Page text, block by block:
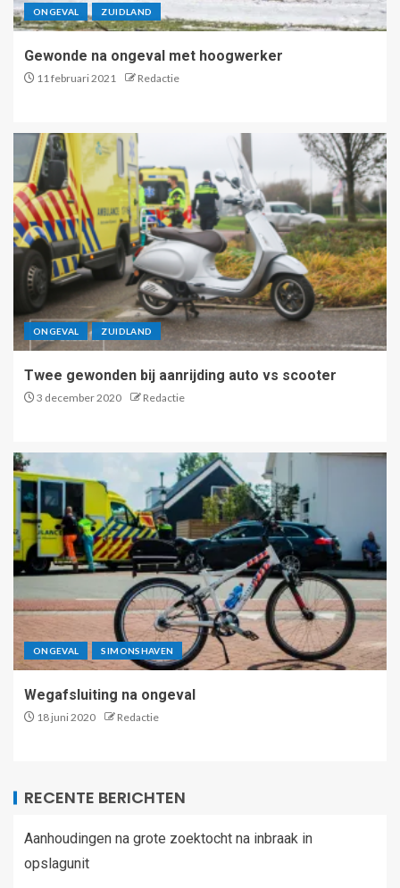
ONGEVAL ZUIDLAND
Gewonde na ongeval met hoogwerker
11 februari 2021 Redactie
ONGEVAL ZUIDLAND
Twee gewonden bij aanrijding auto vs scooter
3 december 2020 Redactie
ONGEVAL SIMONSHAVEN
Wegafsluiting na ongeval
18 juni 2020 Redactie
RECENTE BERICHTEN
Aanhoudingen na grote zoektocht na inbraak in
opslagunit